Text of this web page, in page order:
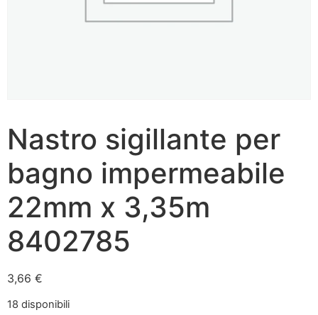
Nastro sigillante per
bagno impermeabile
22mm x 3,35m
8402785
3,66 €
18 disponibili